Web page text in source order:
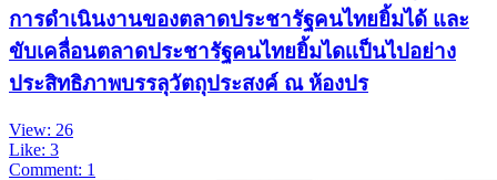
การดำเนินงานของตลาดประชารัฐคนไทยยิ้มได้ และ
ขับเคลื่อนตลาดประชารัฐคนไทยยิ้มไดเเป็นไปอย่าง
ประสิทธิภาพบรรลุวัตถุประสงค์ ณ ห้องปร
View: 26
Like: 3
Comment: 1